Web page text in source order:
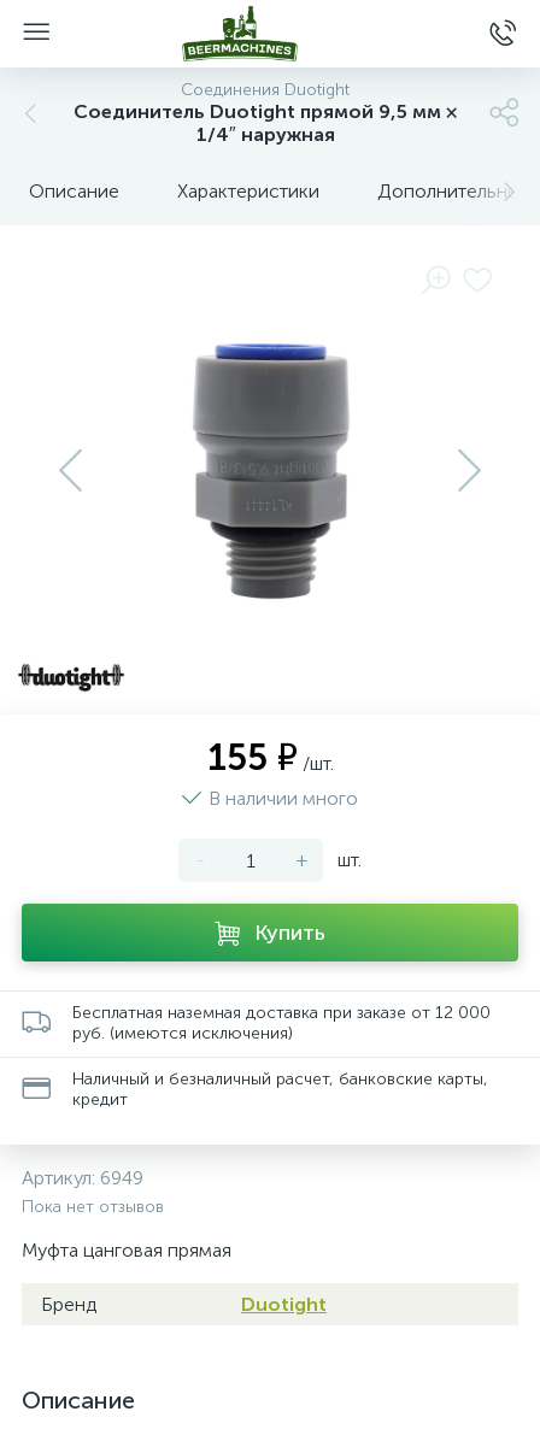
Соединения Duotight
Соединитель Duotight прямой 9,5 мм ×
1/4″ наружная
Описание Характеристики Дополнительные
155 ₽ /шт.
В наличии много
- + шт.
Купить
Бесплатная наземная доставка при заказе от 12 000
руб. (имеются исключения)
Наличный и безналичный расчет, банковские карты,
кредит
Артикул: 6949
Пока нет отзывов
Муфта цанговая прямая
Бренд Duotight
Описание